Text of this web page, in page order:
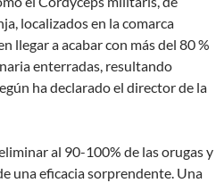
localizados en la comarca
llegar a acabar con más del 80 %
enterradas, resultando
ha declarado el director de la
al 90-100% de las orugas y
una eficacia sorprendente. Una